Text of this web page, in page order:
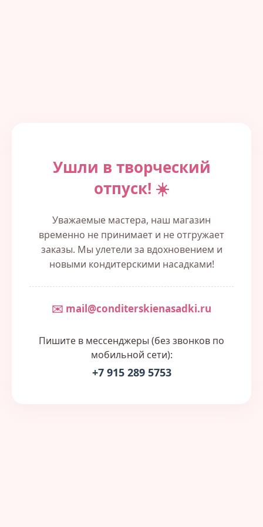
Ушли в творческий
отпуск! ☀️
Уважаемые мастера, наш магазин
временно не принимает и не отгружает
заказы. Мы улетели за вдохновением и
новыми кондитерскими насадками!
✉️ mail@conditerskienasadki.ru
Пишите в мессенджеры (без звонков по
мобильной сети):
+7 915 289 5753